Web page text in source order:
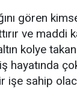
gören
ve maddi
kolye
hayatında
işe sahip